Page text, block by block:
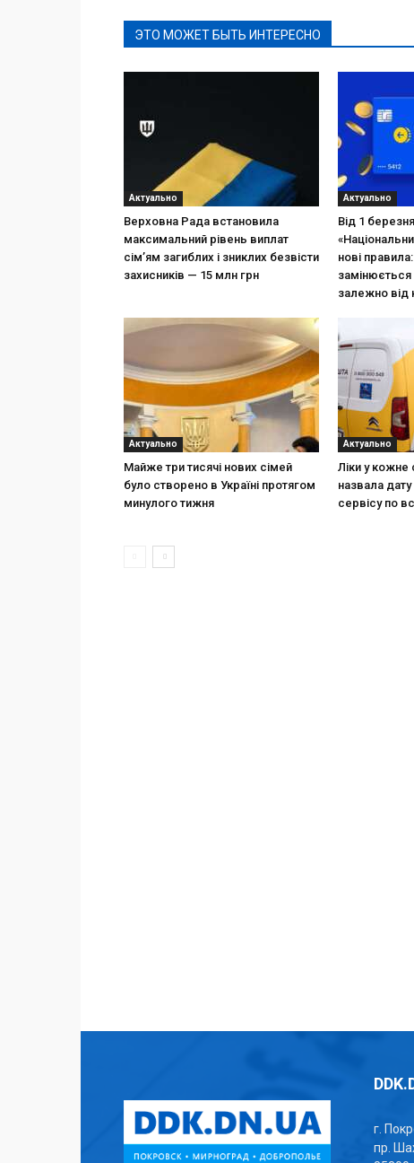
ЭТО МОЖЕТ БЫТЬ ИНТЕРЕСНО
Актуально
Верховна Рада встановила
максимальний рівень виплат
сім’ям загиблих і зниклих безвісти
захисників — 15 млн грн
Актуально
Від 1
нові
замінюється
залежно від
Актуально
Майже три тисячі нових сімей
було створено в Україні протягом
минулого тижня
Актуально
Ліки у кожне
назвала
сервісу по
г.
пр.